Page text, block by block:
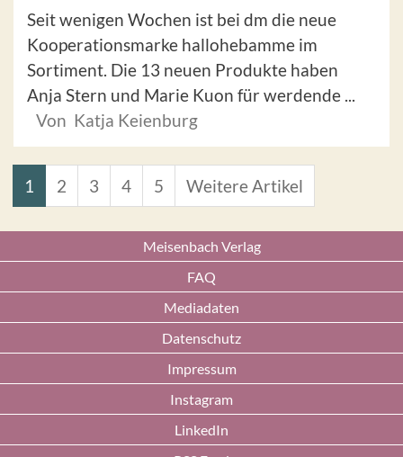
Seit wenigen Wochen ist bei dm die neue
Kooperationsmarke hallohebamme im
Sortiment. Die 13 neuen Produkte haben
Anja Stern und Marie Kuon für werdende ...
Von Katja Keienburg
1 2 3 4 5 Weitere Artikel
Meisenbach Verlag
FAQ
Mediadaten
Datenschutz
Impressum
Instagram
LinkedIn